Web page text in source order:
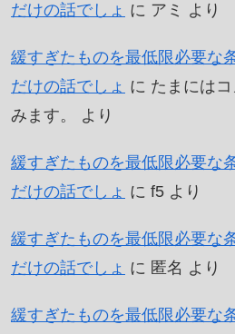
だけの話でしょ に アミ より
緩すぎたものを最低限必要な
だけの話でしょ に たまには
みます。
より
緩すぎたものを最低限必要な
だけの話でしょ に f5 より
緩すぎたものを最低限必要な
だけの話でしょ に 匿名 より
緩すぎたものを最低限必要な